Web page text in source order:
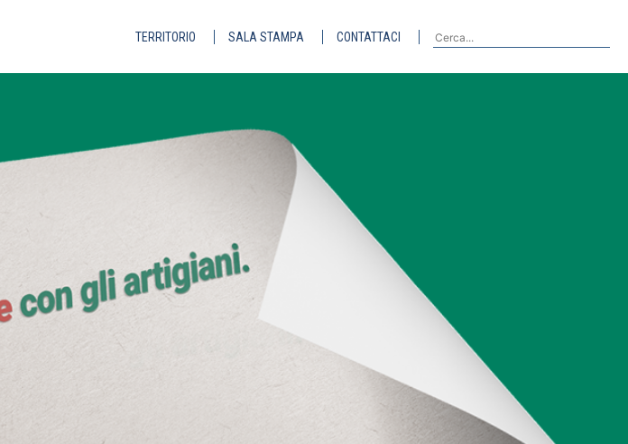
TERRITORIO SALA STAMPA CONTATTACI